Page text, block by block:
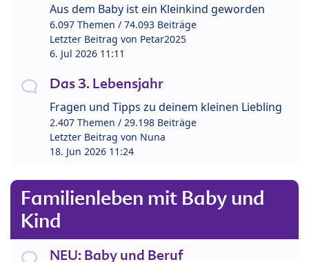
Aus dem Baby ist ein Kleinkind geworden
6.097 Themen / 74.093 Beiträge
Letzter Beitrag von Petar2025
6. Jul 2026 11:11
Das 3. Lebensjahr
Fragen und Tipps zu deinem kleinen Liebling
2.407 Themen / 29.198 Beiträge
Letzter Beitrag von Nuna
18. Jun 2026 11:24
Familienleben mit Baby und
Kind
NEU: Baby und Beruf